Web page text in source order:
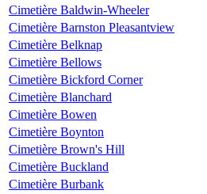
Cimetière Baldwin-Wheeler
Cimetière Barnston Pleasantview
Cimetière Belknap
Cimetière Bellows
Cimetière Bickford Corner
Cimetière Blanchard
Cimetière Bowen
Cimetière Boynton
Cimetière Brown's Hill
Cimetière Buckland
Cimetière Burbank